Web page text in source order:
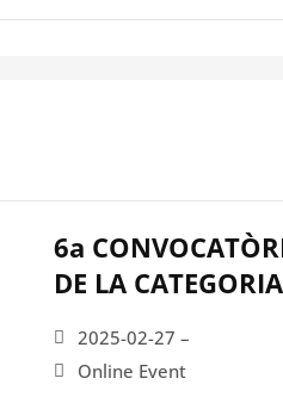
6a
DE LA
2025-02-27 –
Online Event